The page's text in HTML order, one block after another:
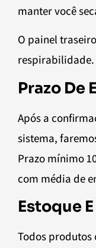
manter você
O painel
respirabilidade.
Prazo De
Após a
sistema,
Prazo mínimo
com média de
Estoque
Todos produtos